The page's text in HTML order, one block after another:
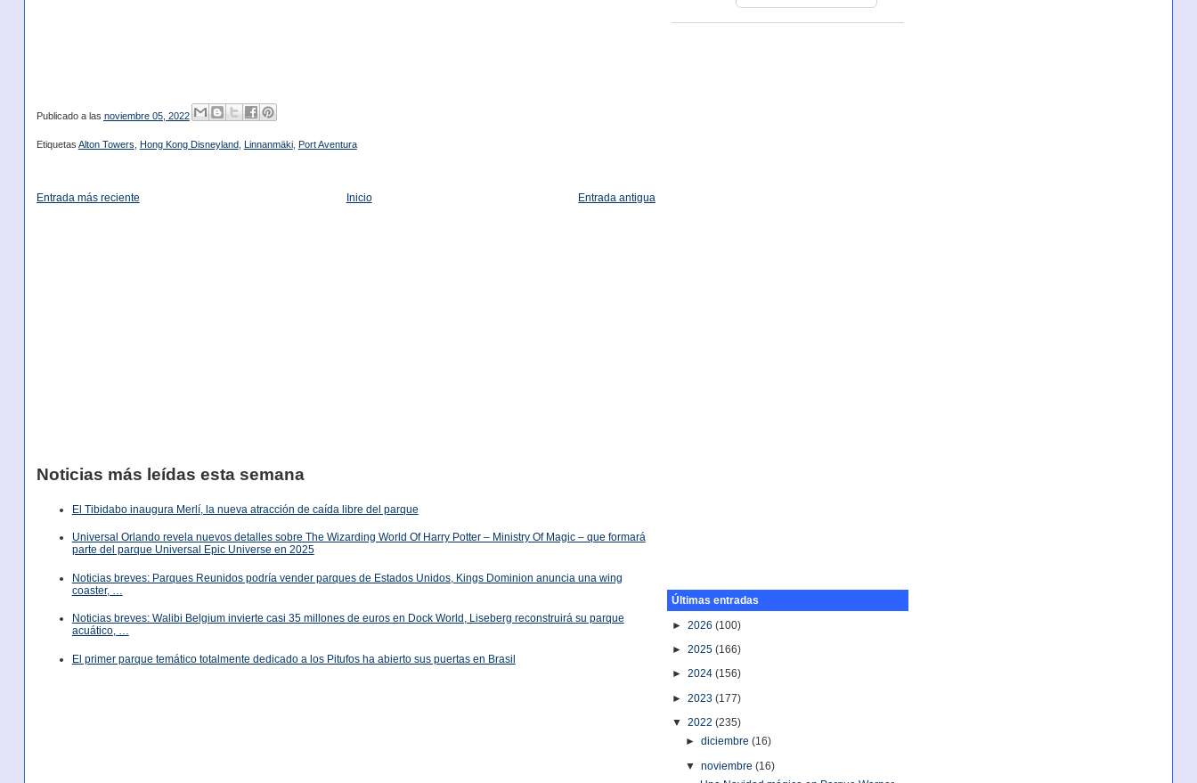
Publicado a las noviembre 05, 2022
Etiquetas Alton Towers, Hong Kong Disneyland, Linnanmäki, Port Aventura
Entrada más reciente Entrada antigua
Inicio
Noticias más leídas esta semana
El Tibidabo inaugura Merlí, la nueva atracción de caída libre del parque
Universal Orlando revela nuevos detalles sobre The Wizarding World Of Harry Potter – Ministry Of Magic – que formará
parte del parque Universal Epic Universe en 2025
Noticias breves: Parques Reunidos podría vender parques de Estados Unidos, Kings Dominion anuncia una wing
coaster, …
Noticias breves: Walibi Belgium invierte casi 35 millones de euros en Dock World, Liseberg reconstruirá su parque
acuático, …
El primer parque temático totalmente dedicado a los Pitufos ha abierto sus puertas en Brasil
Últimas entradas
►2026(100)
►2025(166)
►2024(156)
►2023(177)
▼2022(235)
►diciembre(16)
▼noviembre(16)